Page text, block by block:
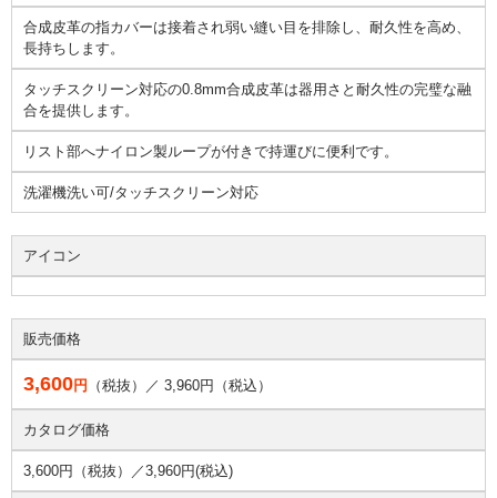
合成皮革の指カバーは接着され弱い縫い目を排除し、耐久性を高め、
長持ちします。
タッチスクリーン対応の0.8mm合成皮革は器用さと耐久性の完璧な融
合を提供します。
リスト部へナイロン製ループが付きで持運びに便利です。
洗濯機洗い可/タッチスクリーン対応
アイコン
販売価格
3,600円 （税抜）／ 3,960円（税込）
カタログ価格
3,600円（税抜）／3,960円(税込)